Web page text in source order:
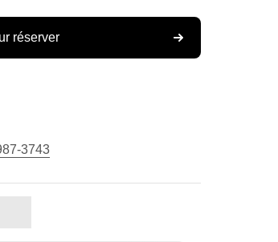
réserver
3743